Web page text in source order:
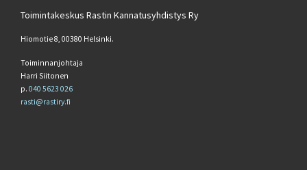
Toimintakeskus Rastin Kannatusyhdistys Ry
Hiomotie 8, 00380 Helsinki.
Toiminnanjohtaja
Harri Siitonen
p. 040 5623 026
rasti@rastiry.fi